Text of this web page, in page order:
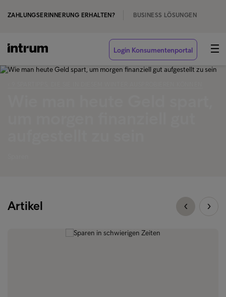
ZAHLUNGSERINNERUNG ERHALTEN? BUSINESS LÖSUNGEN
Login Konsumentenportal
Artikel